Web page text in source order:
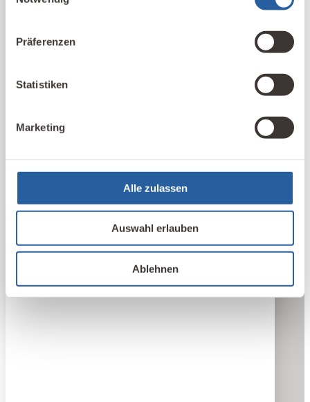
Präferenzen
Statistiken
Marketing
Alle zulassen
Auswahl erlauben
Ablehnen